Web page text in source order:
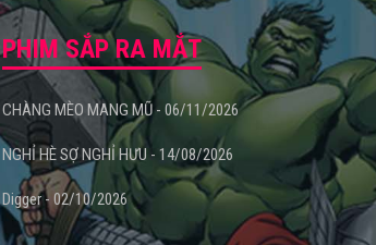
PHIM SẮP RA MẮT
CHÀNG MÈO MANG MŨ - 06/11/2026
NGHỈ HÈ SỢ NGHỈ HƯU - 14/08/2026
Digger - 02/10/2026